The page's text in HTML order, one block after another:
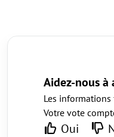
Aidez-nous
Les
Votre vote
Oui